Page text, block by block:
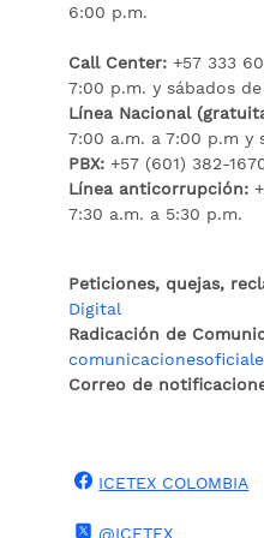
6:00 p.m.
Call Center:+57 333
7:00 p.m. y sábados
Línea Nacional
7:00 a.m. a 7:00 p.m y
PBX:+57 (601) 382-
Línea anticorrupción:
7:30 a.m. a 5:30 p.m.
Peticiones, quejas,
Digital
Radicación de
Correo de
ICETEX COLOMBIA
@ICETEX